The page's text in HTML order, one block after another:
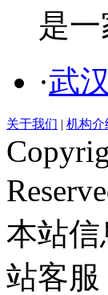
是
·武
关于我们 | 机构介
本站
站客服